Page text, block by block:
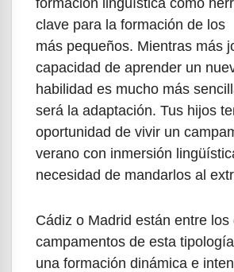
clave para la formación de los
más pequeños. Mientras más
capacidad de aprender un
habilidad es mucho más
será la adaptación. Tus hijos
oportunidad de vivir un
verano con inmersión
necesidad de mandarlos al
Cádiz o Madrid están entre los
campamentos de esta
una formación dinámica e